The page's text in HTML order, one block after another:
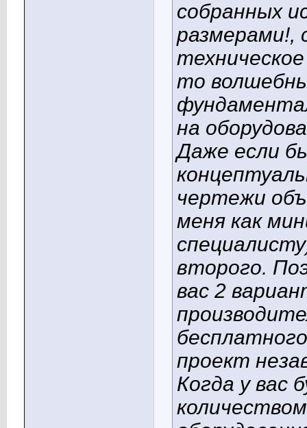
собранных
то
на
Даже если
чертежи
меня как
второго.
вас 2
проект
Когда у вас